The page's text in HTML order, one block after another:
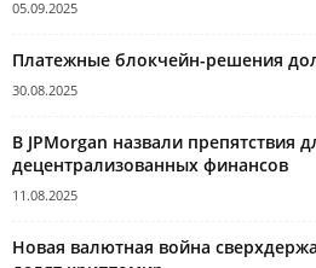
05.09.2025
Платежные блокчейн-решения
30.08.2025
В JPMorgan назвали препятствия
децентрализованных финансов
11.08.2025
Новая валютная война